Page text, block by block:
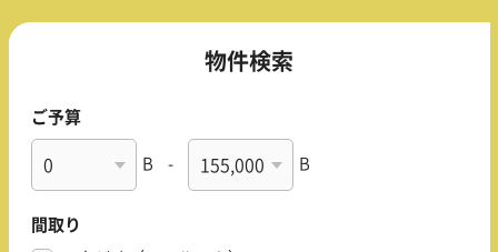
物件検索
ご予算
B - B
間取り